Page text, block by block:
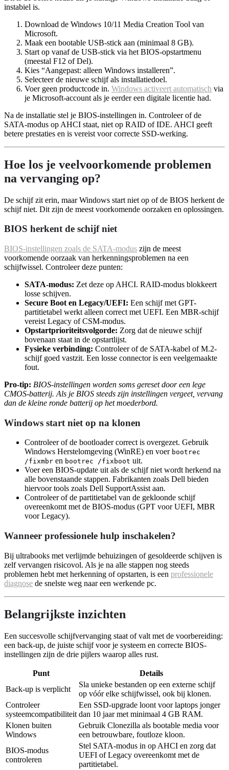
instabiel is.
Download de Windows 10/11 Media Creation Tool van
Microsoft.
Maak een bootable USB-stick aan (minimaal 8 GB).
Start op vanaf de USB-stick via het BIOS-opstartmenu
(meestal F12 of Del).
Kies “Aangepast: alleen Windows installeren”.
Selecteer de nieuwe schijf als installatiedoel.
Voer geen productcode in. Windows activeert automatisch via
je Microsoft-account als je eerder een digitale licentie had.
Na de installatie stel je BIOS-instellingen in. Controleer of de
SATA-modus op AHCI staat, niet op RAID of IDE. AHCI geeft
betere prestaties en is vereist voor correcte SSD-werking.
Hoe los je veelvoorkomende problemen
na vervanging op?
De schijf zit erin, maar Windows start niet op of de BIOS herkent de
schijf niet. Dit zijn de meest voorkomende oorzaken en oplossingen.
BIOS herkent de schijf niet
BIOS-instellingen zoals de SATA-modus zijn de meest
voorkomende oorzaak van herkenningsproblemen na een
schijfwissel. Controleer deze punten:
SATA-modus: Zet deze op AHCI. RAID-modus blokkeert
losse schijven.
Secure Boot en Legacy/UEFI: Een schijf met GPT-
partitietabel werkt alleen correct met UEFI. Een MBR-schijf
vereist Legacy of CSM-modus.
Opstartprioriteitsvolgorde: Zorg dat de nieuwe schijf
bovenaan staat in de opstartlijst.
Fysieke verbinding: Controleer of de SATA-kabel of M.2-
schijf goed vastzit. Een losse connector is een veelgemaakte
fout.
Pro-tip: BIOS-instellingen worden soms gereset door een lege
CMOS-batterij. Als je BIOS steeds zijn instellingen vergeet, vervang
dan de kleine ronde batterij op het moederbord.
Windows start niet op na klonen
Controleer of de bootloader correct is overgezet. Gebruik
Windows Herstelomgeving (WinRE) en voer bootrec
/fixmbr en bootrec /fixboot uit.
Voer een BIOS-update uit als de schijf niet wordt herkend na
alle bovenstaande stappen. Fabrikanten zoals Dell bieden
hiervoor tools zoals Dell SupportAssist aan.
Controleer of de partitietabel van de gekloonde schijf
overeenkomt met de BIOS-modus (GPT voor UEFI, MBR
voor Legacy).
Wanneer professionele hulp inschakelen?
Bij ultrabooks met verlijmde behuizingen of gesoldeerde schijven is
zelf vervangen risicovol. Als je na alle stappen nog steeds
problemen hebt met herkenning of opstarten, is een professionele
diagnose de snelste weg naar een werkende pc.
Belangrijkste inzichten
Een succesvolle schijfvervanging staat of valt met de voorbereiding:
een back-up, de juiste schijf voor je systeem en correcte BIOS-
instellingen zijn de drie pijlers waarop alles rust.
Punt
Details
Back-up is verplicht
Sla unieke bestanden op een externe schijf
op vóór elke schijfwissel, ook bij klonen.
Controleer
systeemcompatibiliteit
Een SSD-upgrade loont voor laptops jonger
dan 10 jaar met minimaal 4 GB RAM.
Klonen buiten
Windows
Gebruik Clonezilla als bootable media voor
een betrouwbare, foutloze kloon.
BIOS-modus
controleren
Stel SATA-modus in op AHCI en zorg dat
UEFI of Legacy overeenkomt met de
partitietabel.